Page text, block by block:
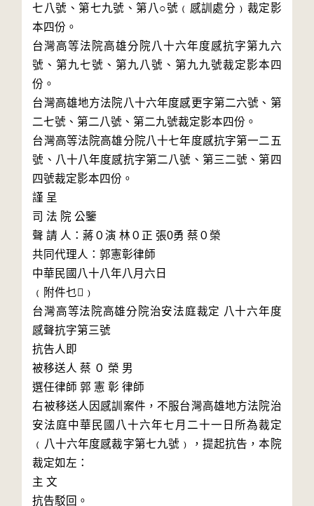
七八號、第七九號、第八○號﹙感訓處分﹚裁定影
本四份。
台灣高等法院高雄分院八十六年度感抗字第九六
號、第九七號、第九八號、第九九號裁定影本四
份。
台灣高雄地方法院八十六年度感更字第二六號、第
二七號、第二八號、第二九號裁定影本四份。
台灣高等法院高雄分院八十七年度感抗字第一二五
號、八十八年度感抗字第二八號、第三二號、第四
四號裁定影本四份。
謹 呈
司 法 院 公鑒
聲 請 人：蔣０演 林０正 張0勇 蔡０榮
共同代理人：郭憲彰律師
中華民國八十八年八月六日
﹙附件乜﹚
台灣高等法院高雄分院治安法庭裁定 八十六年度
感聲抗字第三號
抗告人即
被移送人 蔡 ０ 榮 男
選任律師 郭 憲 彰 律師
右被移送人因感訓案件，不服台灣高雄地方法院治
安法庭中華民國八十六年七月二十一日所為裁定
﹙八十六年度感裁字第七九號﹚，提起抗告，本院
裁定如左：
主 文
抗告駁回。